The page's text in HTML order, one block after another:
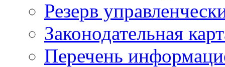
Резерв
Законодательная
Перечень